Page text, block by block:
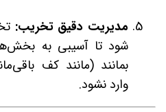
مدیریت دقیق تخریب:
شود تا آسیبی به
بمانند (مانند کف
وارد نشود.